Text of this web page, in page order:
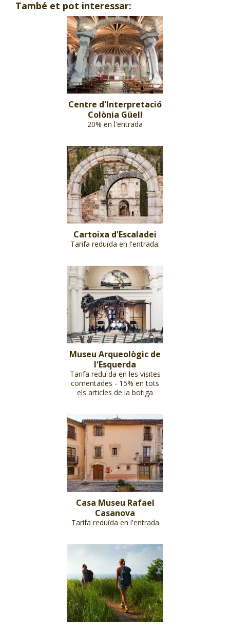
També et pot interessar:
Centre d'Interpretació
Colònia Güell
20% en l'entrada
Cartoixa d'Escaladei
Tarifa reduïda en l'entrada.
Museu Arqueològic de
l'Esquerda
Tarifa reduïda en les visites
comentades - 15% en tots
els articles de la botiga
Casa Museu Rafael
Casanova
Tarifa reduïda en l'entrada